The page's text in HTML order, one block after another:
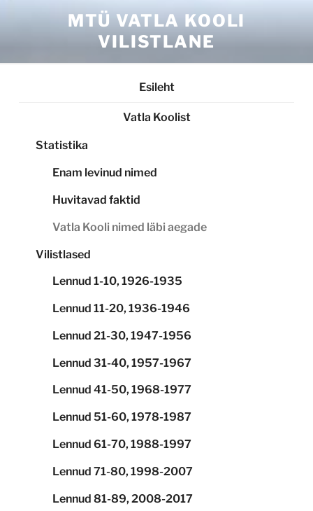
MTÜ VATLA KOOLI
VILISTLANE
Esileht
Vatla Koolist
Statistika
Enam levinud nimed
Huvitavad faktid
Vatla Kooli nimed läbi aegade
Vilistlased
Lennud 1-10, 1926-1935
Lennud 11-20, 1936-1946
Lennud 21-30, 1947-1956
Lennud 31-40, 1957-1967
Lennud 41-50, 1968-1977
Lennud 51-60, 1978-1987
Lennud 61-70, 1988-1997
Lennud 71-80, 1998-2007
Lennud 81-89, 2008-2017